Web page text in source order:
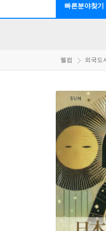
빠른분야찾기
웰컴 외국도